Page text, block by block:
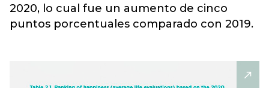
2020, lo cual fue un aumento de cinco
puntos porcentuales comparado con 2019.